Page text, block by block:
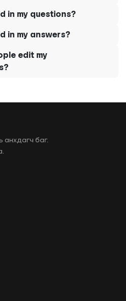
in my questions?
in my answers?
edit my
анхдагч баг.